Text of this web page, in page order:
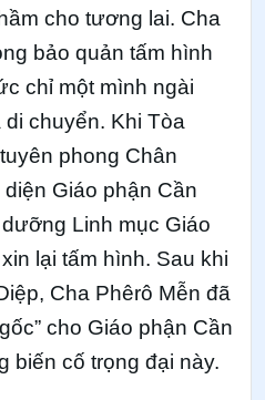
cho tương lai. Cha
bảo quản tấm hình
chỉ một mình ngài
chuyển. Khi Tòa
phong Chân
Giáo phận Cần
Linh mục Giáo
lại tấm hình. Sau khi
Cha Phêrô Mễn đã
cho Giáo phận Cần
biến cố trọng đại này.